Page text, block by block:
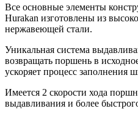
Все основные элементы
Hurakan изготовлены из
нержавеющей стали.
Уникальная система
возвращать поршень в
ускоряет процесс заполнения
Имеется 2 скорости хода
выдавливания и более